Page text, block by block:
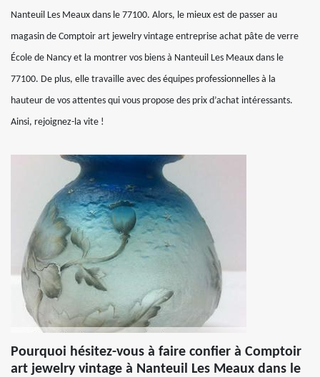
Nanteuil Les Meaux dans le 77100. Alors, le mieux est de passer au
magasin de Comptoir art jewelry vintage entreprise achat pâte de verre
École de Nancy et la montrer vos biens à Nanteuil Les Meaux dans le
77100. De plus, elle travaille avec des équipes professionnelles à la
hauteur de vos attentes qui vous propose des prix d’achat intéressants.
Ainsi, rejoignez-la vite !
Pourquoi hésitez-vous à faire confier à Comptoir
art jewelry vintage à Nanteuil Les Meaux dans le